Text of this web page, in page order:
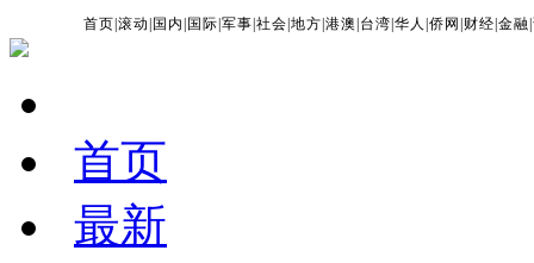
首页 |滚动 国内 国际 |军事 |社会 |地方 |港澳 台湾 |华人 |侨网 财经 |金融 |
首页
最新